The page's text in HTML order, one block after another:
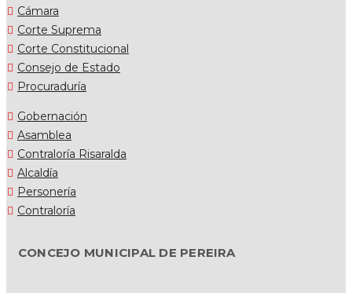
Cámara
Corte Suprema
Corte Constitucional
Consejo de Estado
Procuraduría
Gobernación
Asamblea
Contraloría Risaralda
Alcaldía
Personería
Contraloría
CONCEJO MUNICIPAL DE PEREIRA